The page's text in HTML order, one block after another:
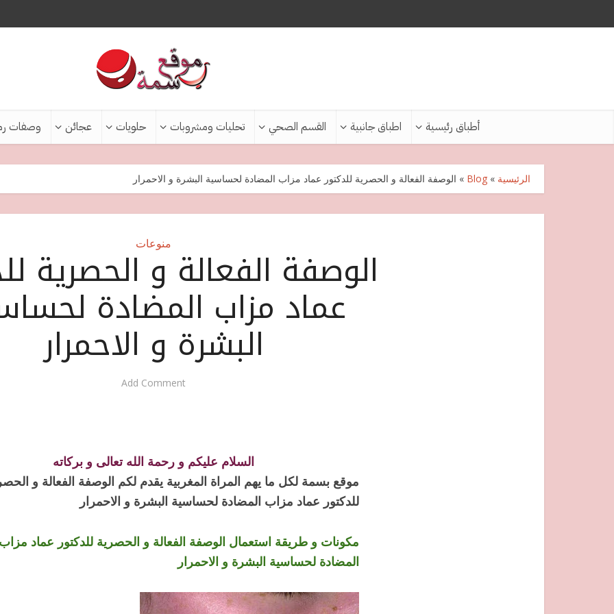
أطباق رئيسية اطباق جانبية القسم الصحي تحليات ومشروبات حلويات عجائن وصفات
الرئيسية »
Blog
» الوصفة الفعالة و الحصرية للدكتور عماد مزاب المضادة لحساسية البشرة و الاحمرار
منوعات
الوصفة الفعالة و الحصرية
عماد مزاب المضادة
البشرة و الاحمرار
Add Comment
السلام عليكم و رحمة الله تعالى و بركاته
موقع بسمة لكل ما يهم المراة المغربية يقدم لكم الوصفة الفعالة و
للدكتور عماد مزاب المضادة لحساسية البشرة و الاحمرار
مكونات و طريقة استعمال الوصفة الفعالة و الحصرية للدكتور عماد مزاب
المضادة لحساسية البشرة و الاحمرار